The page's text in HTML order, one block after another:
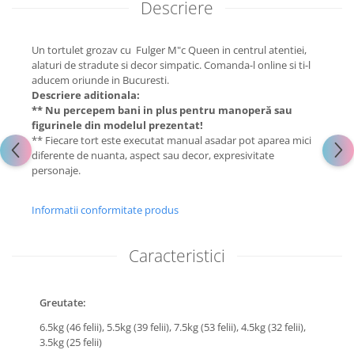
Descriere
Un tortulet grozav cu Fulger M"c Queen in centrul atentiei,
alaturi de stradute si decor simpatic. Comanda-l online si ti-l
aducem oriunde in Bucuresti.
Descriere aditionala:
** Nu percepem bani in plus pentru manoperă sau
figurinele din modelul prezentat!
** Fiecare tort este executat manual asadar pot aparea mici
diferente de nuanta, aspect sau decor, expresivitate
personaje.
Informatii conformitate produs
Caracteristici
Greutate:
6.5kg (46 felii), 5.5kg (39 felii),7.5kg (53 felii),4.5kg (32 felii),
3.5kg (25 felii)